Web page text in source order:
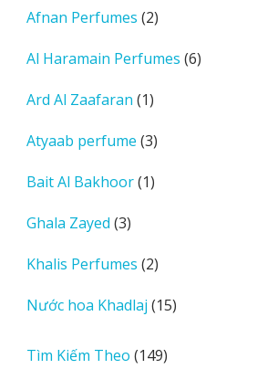
Afnan Perfumes 22
phẩm
Al Haramain Perfumes 66
Ard Al Zaafaran 11
phẩm
Atyaab perfume 33
phẩm
Bait Al Bakhoor 11
Ghala Zayed 33
phẩm
Khalis Perfumes 22
phẩm
Nước hoa Khadlaj 1515
Tìm Kiếm Theo 149149